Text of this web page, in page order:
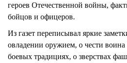
героев Отечественной войны,
бойцов и офицеров.
Из газет переписывал яркие
овладении оружием, о чести
боевых традициях, о зверствах